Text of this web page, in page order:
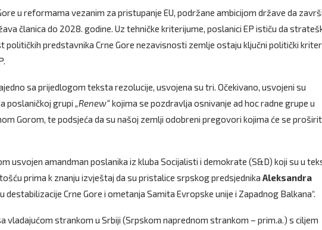
u reformama vezanim za pristupanje EU, podržane ambicijom države da završi
članica do 2028. godine. Uz tehničke kriterijume, poslanici EP ističu da
predstavnika Crne Gore nezavisnosti zemlje ostaju ključni politički
sa prijedlogom teksta rezolucije, usvojena su tri. Očekivano, usvojeni su
poslaničkoj grupi „Renew“kojima se pozdravlja osnivanje ad hoc radne grupe u
Gorom, te podsjeća da su našoj zemlji odobreni pregovori kojima će se
usvojen amandman poslanika iz kluba Socijalisti i demokrate (S&D) koji su u
prima k znanju izvještaj da su pristalice srpskog predsjednika Aleksandra
Crne Gore i ometanja Samita Evropske unije i Zapadnog Balkana“.
vladajućom strankom u Srbiji (Srpskom naprednom strankom – prim.a.) s ciljem